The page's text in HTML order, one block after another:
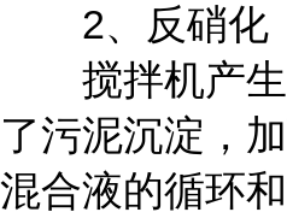
2、反硝化
搅拌机产生
了污泥沉淀，
混合液的循环